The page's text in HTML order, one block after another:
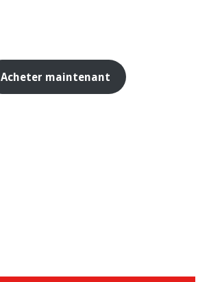
Acheter maintenant